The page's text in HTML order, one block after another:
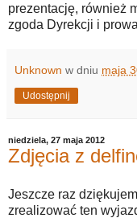
prezentację, również
zgoda Dyrekcji i
Unknown w dniu maja
Udostępnij
niedziela, 27 maja 2012
Zdjęcia z
Jeszcze raz
zrealizować ten